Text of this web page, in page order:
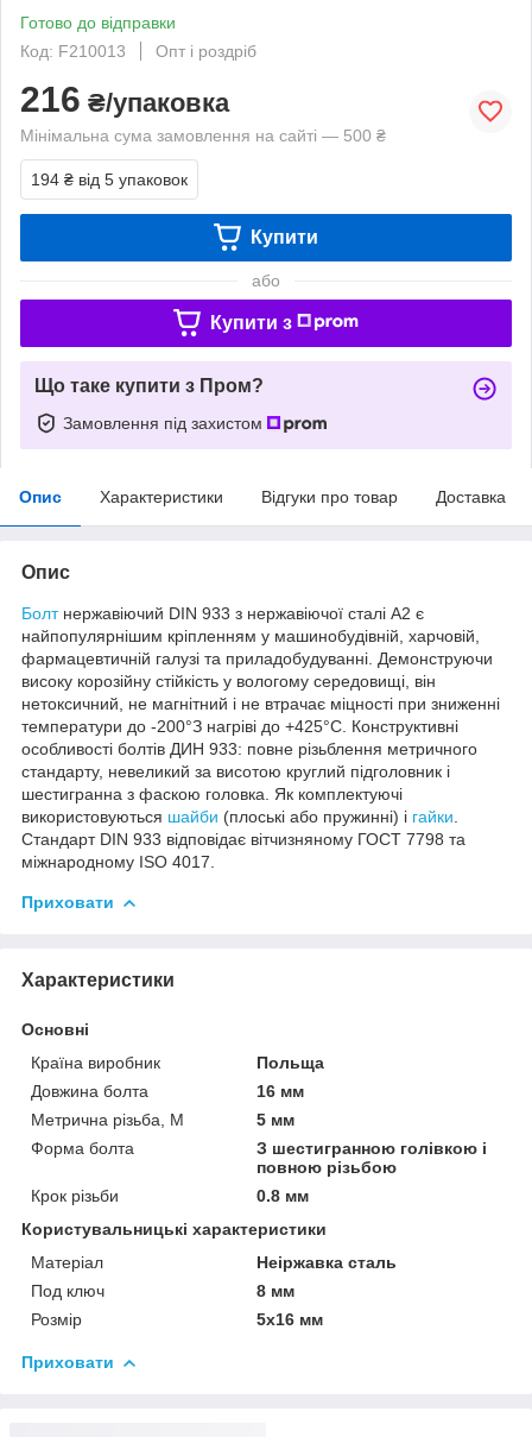
Готово до відправки
Код: F210013
Опт і роздріб
216 ₴/упаковка
Мінімальна сума замовлення на сайті — 500 ₴
194 ₴ від 5 упаковок
Купити
або
Купити з
Що таке купити з Пром?
Замовлення під захистом
Опис Характеристики Відгуки про товар Доставка
Опис
Болтнержавіючий DIN 933 з нержавіючої сталі А2 є
найпопулярнішим кріпленням у машинобудівній, харчовій,
фармацевтичній галузі та приладобудуванні. Демонструючи
високу корозійну стійкість у вологому середовищі, він
нетоксичний, не магнітний і не втрачає міцності при зниженні
температури до -200°З нагріві до +425°С. Конструктивні
особливості болтів ДИН 933: повне різьблення метричного
стандарту, невеликий за висотою круглий підголовник і
шестигранна з фаскою головка. Як комплектуючі
використовуються шайби (плоські або пружинні) і гайки
Стандарт DIN 933 відповідає вітчизняному ГОСТ 7798 та
міжнародному ISO 4017.
Приховати
Характеристики
Основні
Країна виробник
Польща
Довжина болта
16 мм
Метрична різьба, М
5 мм
Форма болта
З шестигранною голівкою і
повною різьбою
Крок різьби
0.8 мм
Користувальницькі характеристики
Матеріал
Неіржавка сталь
Под ключ
8 мм
Розмір
5х16 мм
Приховати